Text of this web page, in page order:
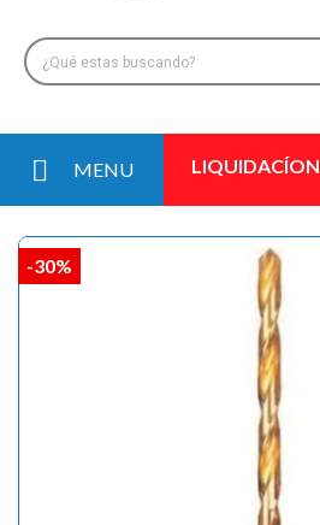
MENU LIQUIDACÍON
-30%